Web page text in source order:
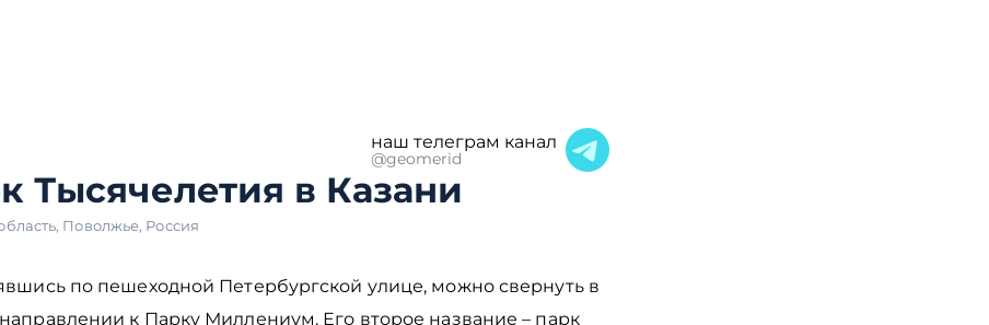
наш телеграм канал
@geomerid
Тысячелетия в Казани
, Поволжье, Россия
по пешеходной Петербургской улице, можно свернуть в
к Парку Миллениум. Его второе название – парк